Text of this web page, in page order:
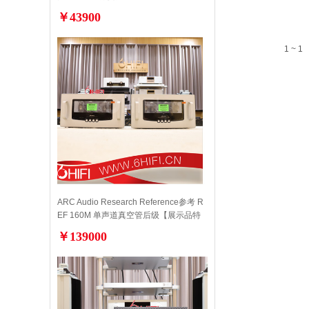
￥43900
ARC Audio Research Reference参考 R
EF 160M 单声道真空管后级【展示品特
￥139000
1 ~ 1